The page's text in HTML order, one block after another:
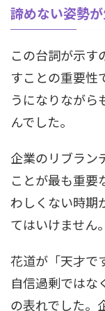
諦めない姿勢
この台詞が示す
すことの重要性
うになりながら
んでした。
企業のリブラン
ことが最も重要
わしくない時期
てはいけません。
花道が「天才で
自信過剰ではな
の表れでした。